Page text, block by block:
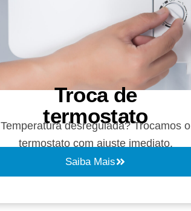
Troca de
termostato
Temperatura desregulada? Trocamos o
termostato com ajuste imediato.
Saiba Mais